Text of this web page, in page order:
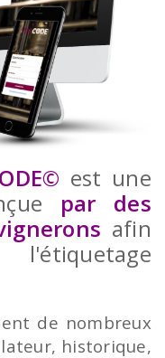
est une
par des
afin
de nombreux
historique,